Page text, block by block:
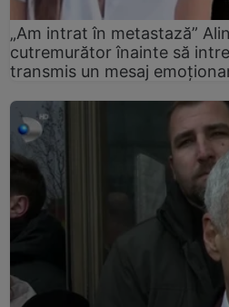
„Am intrat în metastază”
cutremurător înainte să
transmis un mesaj